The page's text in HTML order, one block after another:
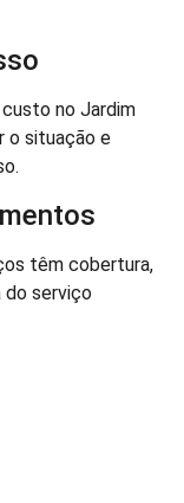
no Jardim
o situação e
têm cobertura,
do serviço